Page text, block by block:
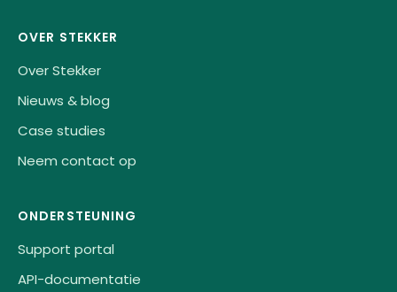
OVER STEKKER
Over Stekker
Nieuws & blog
Case studies
Neem contact op
ONDERSTEUNING
Support portal
API-documentatie